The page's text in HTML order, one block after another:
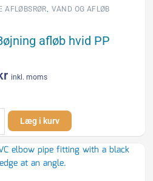
AFLØBSRØR, VAND OG AFLØB
afløb hvid PP
inkl. moms
Læg i kurv